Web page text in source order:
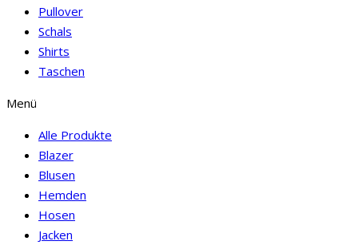
Pullover
Schals
Shirts
Taschen
Menü
Alle Produkte
Blazer
Blusen
Hemden
Hosen
Jacken